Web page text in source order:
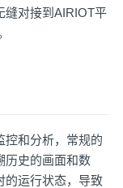
缝对接到AIRIOT平
控和分析，常规的
历史的画面和数
的运行状态，导致